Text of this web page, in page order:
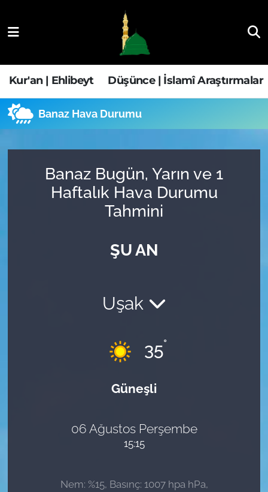
Kur'an | Ehlibeyt Düşünce | İslamî Araştırmalar
Banaz Hava Durumu
Banaz Bugün, Yarın ve 1
Haftalık Hava Durumu
Tahmini
ŞU AN
Uşak
35°
Güneşli
06 Ağustos Perşembe
15:15
Nem: %15, Basınç: 1007 hpa hPa,
Düşünce | İslamî Araştırmalar
Ehla-Der Haber
Fıkıh | Ahkam
Hava Durumu
Trafik Durumu
Tüm Manşetler
Son Dakika Haberleri